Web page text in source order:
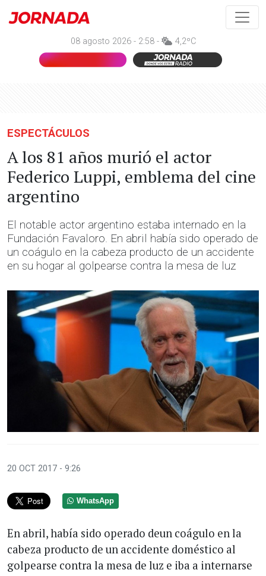
08 agosto 2026 - 2:58 - 4,2ºC
ESPECTÁCULOS
A los 81 años murió el actor
Federico Luppi, emblema del cine
argentino
El notable actor argentino estaba internado en la
Fundación Favaloro. En abril había sido operado de
un coágulo en la cabeza producto de un accidente
en su hogar al golpearse contra la mesa de luz
20 OCT 2017 - 9:26
WhatsApp
En abril, había sido operado deun coágulo en la
cabeza producto de un accidente doméstico al
golpearse contra la mesa de luz e iba a internarse